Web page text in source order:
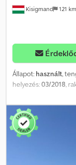
Kisigmand 121 km
Állapot: használt,
helyezés:03/2018,
,
További információk
29.800 kg TELJES
Dock